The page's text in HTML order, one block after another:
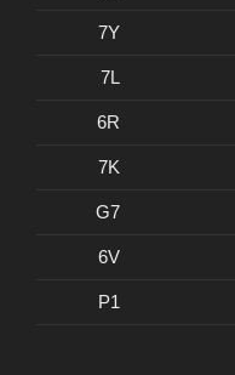
7Y
7L
6R
7K
G7
6V
P1